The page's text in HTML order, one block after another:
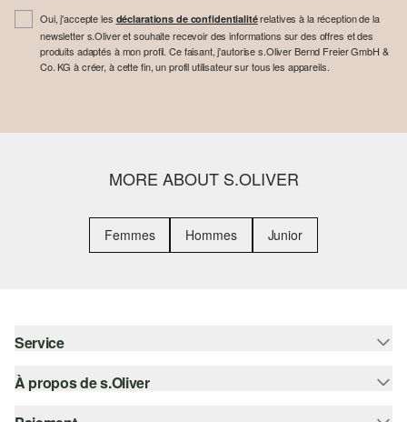
Oui, j'accepte les déclarations de confidentialitérelatives à la réception de la
newsletter s.Oliver et souhaite recevoir des informations sur des offres et des
produits adaptés à mon profil. Ce faisant, j'autorise s.Oliver Bernd Freier GmbH &
Co. KG à créer, à cette fin, un profil utilisateur sur tous les appareils.
MORE ABOUT S.OLIVER
Femmes Hommes Junior
Service
Aide - FAQ
Guide des tailles
À propos de s.Oliver